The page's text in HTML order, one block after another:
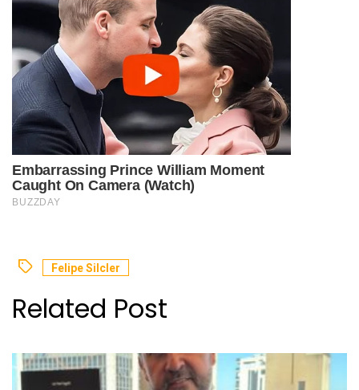
Felipe Silcler
Related Post